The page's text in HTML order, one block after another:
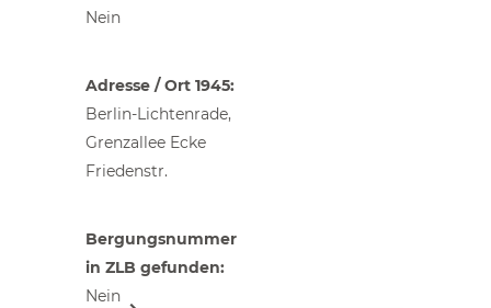
Nein
Adresse / Ort 1945
Berlin-Lichtenrade,
Grenzallee Ecke
Friedenstr.
Bergungsnummer
in ZLB gefunden
Nein